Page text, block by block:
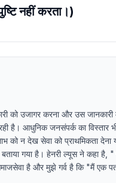
नहीं करता।)
को उजागर करना और उस
है। आधुनिक जनसंपर्क का विस्तार
न देख सेवा को प्राथमिकता देना
बताया गया है। हेनरी ल्यूस ने कहा
है और मुझे गर्व है कि "मैं एक